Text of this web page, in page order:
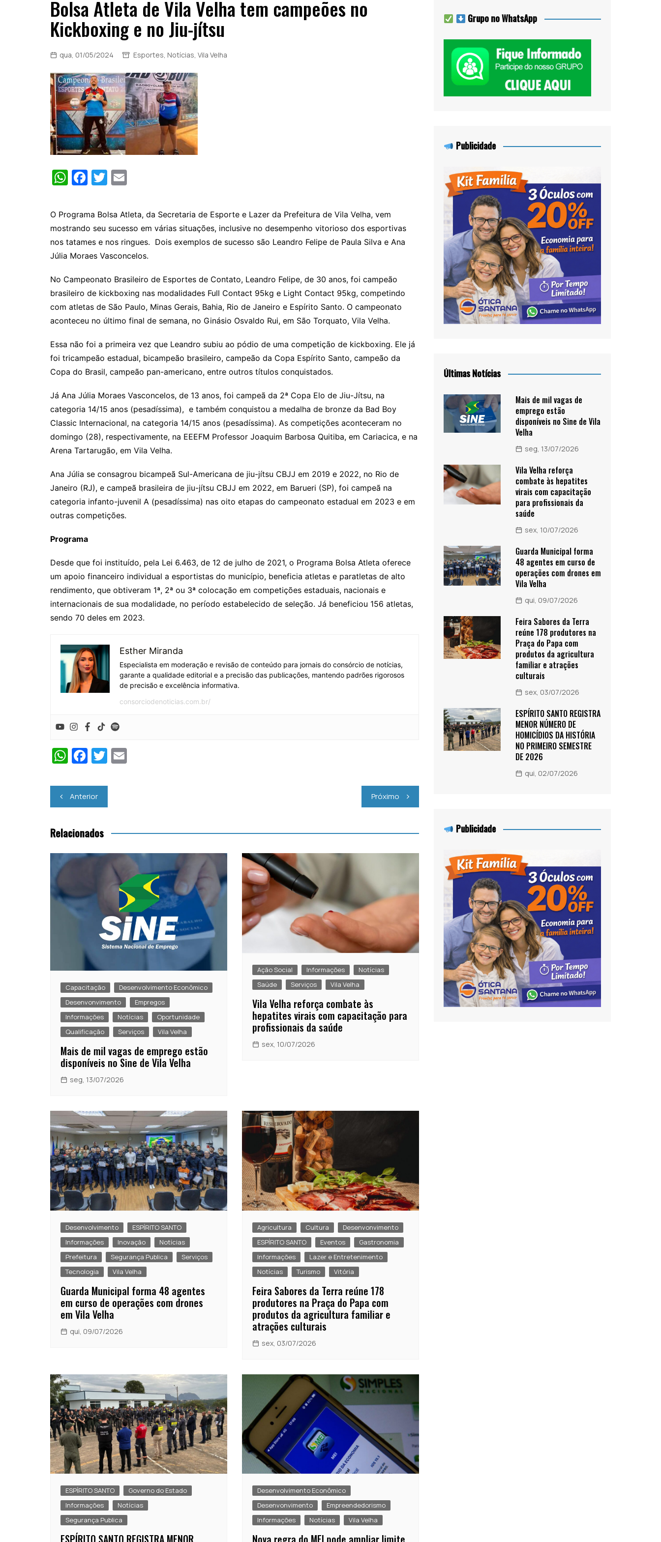
​Bolsa Atleta de Vila Velha tem campeões no
Kickboxing e no Jiu-jítsu
qua, 01/05/2024 Esportes, Notícias, Vila Velha
W
at
s
A
p
p
F
c
e
b
o
k
T
itt
er
ai
l
O Programa Bolsa Atleta, da Secretaria de Esporte e Lazer da Prefeitura de Vila Velha, vem
mostrando seu sucesso em várias situações, inclusive no desempenho vitorioso dos esportivas
nos tatames e nos ringues. Dois exemplos de sucesso são Leandro Felipe de Paula Silva e Ana
Júlia Moraes Vasconcelos.
No Campeonato Brasileiro de Esportes de Contato, Leandro Felipe, de 30 anos, foi campeão
brasileiro de kickboxing nas modalidades Full Contact 95kg e Light Contact 95kg, competindo
com atletas de São Paulo, Minas Gerais, Bahia, Rio de Janeiro e Espírito Santo. O campeonato
aconteceu no último final de semana, no Ginásio Osvaldo Rui, em São Torquato, Vila Velha.
Essa não foi a primeira vez que Leandro subiu ao pódio de uma competição de kickboxing. Ele já
foi tricampeão estadual, bicampeão brasileiro, campeão da Copa Espírito Santo, campeão da
Copa do Brasil, campeão pan-americano, entre outros títulos conquistados.
Já Ana Júlia Moraes Vasconcelos, de 13 anos, foi campeã da 2ª Copa Elo de Jiu-Jítsu, na
categoria 14/15 anos (pesadíssima), e também conquistou a medalha de bronze da Bad Boy
Classic Internacional, na categoria 14/15 anos (pesadíssima). As competições aconteceram no
domingo (28), respectivamente, na EEEFM Professor Joaquim Barbosa Quitiba, em Cariacica, e na
Arena Tartarugão, em Vila Velha.
Ana Júlia se consagrou bicampeã Sul-Americana de jiu-jítsu CBJJ em 2019 e 2022, no Rio de
Janeiro (RJ), e campeã brasileira de jiu-jítsu CBJJ em 2022, em Barueri (SP), foi campeã na
categoria infanto-juvenil A (pesadíssima) nas oito etapas do campeonato estadual em 2023 e em
outras competições.
Programa
Desde que foi instituído, pela Lei 6.463, de 12 de julho de 2021, o Programa Bolsa Atleta oferece
um apoio financeiro individual a esportistas do município, beneficia atletas e paratletas de alto
rendimento, que obtiveram 1ª, 2ª ou 3ª colocação em competições estaduais, nacionais e
internacionais de sua modalidade, no período estabelecido de seleção. Já beneficiou 156 atletas,
sendo 70 deles em 2023.
Esther Miranda
Especialista em moderação e revisão de conteúdo para jornais do consórcio de notícias,
garante a qualidade editorial e a precisão das publicações, mantendo padrões rigorosos
de precisão e excelência informativa.
consorciodenoticias.com.br/
W
at
s
p
p
F
c
e
o
o
T
itt
er
Navegação
de
Post
Anterior Próximo
Relacionados
Capacitação
Desenvolvimento Econômico
Desenvonvimento
Empregos
Informações
Notícias
Oportunidade
Qualificação
Serviços Vila Velha
Mais de mil vagas de emprego estão
disponíveis no Sine de Vila Velha
seg, 13/07/2026
Ação Social Informações
Notícias
Saúde
Serviços Vila Velha
Vila Velha reforça combate às
hepatites virais com capacitação para
profissionais da saúde
sex, 10/07/2026
Desenvolvimento
ESPÍRITO SANTO
Informações
Inovação
Notícias
Prefeitura
Segurança Publica
Serviços
Tecnologia
Vila Velha
Guarda Municipal forma 48 agentes
em curso de operações com drones
em Vila Velha
qui, 09/07/2026
Agricultura Cultura
Desenvonvimento
ESPÍRITO SANTO
Eventos
Gastronomia
Informações
Lazer e Entretenimento
Notícias
Turismo Vitória
Feira Sabores da Terra reúne 178
produtores na Praça do Papa com
produtos da agricultura familiar e
atrações culturais
sex, 03/07/2026
ESPÍRITO SANTO
Governo do Estado
Informações
Notícias
Segurança Publica
Desenvolvimento Econômico
Desenvonvimento
Empreendedorismo
Informações
Notícias Vila Velha
Grupo no WhatsApp
Publicidade
Últimas Notícias
Mais de mil vagas de
emprego estão
disponíveis no Sine de Vila
Velha
seg, 13/07/2026
Vila Velha reforça
combate às hepatites
virais com capacitação
para profissionais da
saúde
sex, 10/07/2026
Guarda Municipal forma
48 agentes em curso de
operações com drones em
Vila Velha
qui, 09/07/2026
Feira Sabores da Terra
reúne 178 produtores na
Praça do Papa com
produtos da agricultura
familiar e atrações
culturais
sex, 03/07/2026
ESPÍRITO SANTO REGISTRA
MENOR NÚMERO DE
HOMICÍDIOS DA HISTÓRIA
NO PRIMEIRO SEMESTRE
DE 2026
qui, 02/07/2026
Publicidade